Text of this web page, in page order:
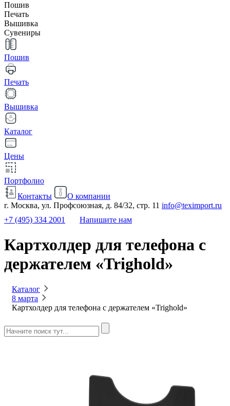
Пошив
Печать
Вышивка
Сувениры
Пошив
Печать
Вышивка
Каталог
Цены
Портфолио
Контакты
О компании
г. Москва, ул. Профсоюзная, д. 84/32, стр. 11 info@teximport.ru
+7 (495) 334 2001
Напишите нам
Картхолдер для телефона с
держателем «Trighold»
Каталог
8 марта
Картхолдер для телефона с держателем «Trighold»